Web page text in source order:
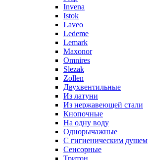
Invena
Istok
Laveo
Ledeme
Lemark
Maxonor
Omnires
Slezak
Zollen
Двухвентильные
Из латуни
Из нержавеющей стали
Кнопочные
На одну воду
Однорычажные
С гигиеническим душем
Сенсорные
Тритон